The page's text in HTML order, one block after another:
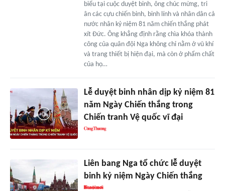
biểu tại cuộc duyệt binh, ông chúc mừng, tri
ân các cựu chiến binh, binh lính và nhân dân cả
nước nhân kỷ niệm 81 năm chiến thắng phát
xít Đức. Ông khẳng định rằng chìa khóa thành
công của quân đội Nga không chỉ nằm ở vũ khí
và trang thiết bị hiện đại, mà còn ở phẩm chất
của họ…
Lễ duyệt binh nhân dịp kỷ niệm 81
năm Ngày Chiến thắng trong
Chiến tranh Vệ quốc vĩ đại
Liên bang Nga tổ chức lễ duyệt
binh kỷ niệm Ngày Chiến thắng